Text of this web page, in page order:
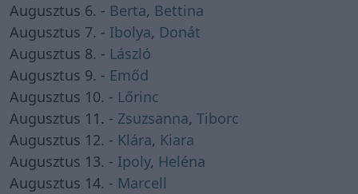
Augusztus 6. - Berta, Bettina
Augusztus 7. - Ibolya, Donát
Augusztus 8. - László
Augusztus 9. - Emőd
Augusztus 10. - Lőrinc
Augusztus 11. - Zsuzsanna, Tiborc
Augusztus 12. - Klára, Kiara
Augusztus 13. - Ipoly, Heléna
Augusztus 14. - Marcell